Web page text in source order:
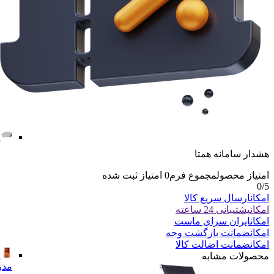
هشدار سامانه همتا
امتیاز محصولمجموع فرم0 امتیاز ثبت شده
0/5
امکانارسال سریع کالا
امکانپشتیبانی 24 ساعته
امکانایران سرای ماست
امکانضمانت بازگشت وجه
امکانضمانت اضالت کالا
محصولات مشابه